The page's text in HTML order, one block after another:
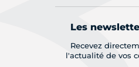
Les
Recevez
l'actualité de vos